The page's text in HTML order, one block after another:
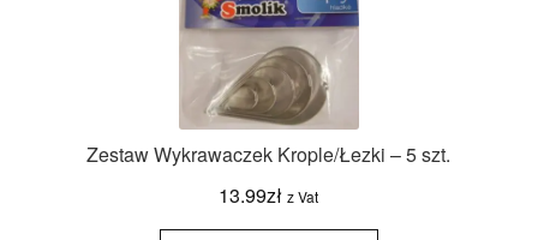
Zestaw Wykrawaczek Krople/Łezki – 5 szt.
13.99zł z Vat
ilość Zestaw